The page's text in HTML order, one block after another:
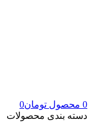
0 محصول تومان0
دسته بندی محصولات